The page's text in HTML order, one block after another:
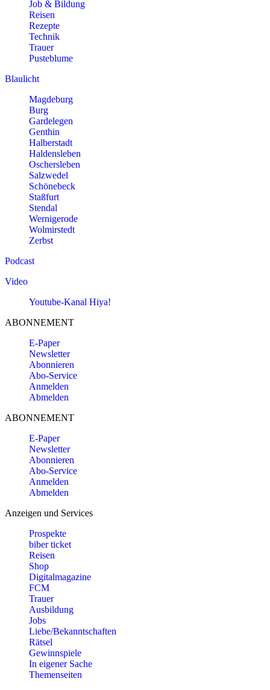
Job & Bildung
Reisen
Rezepte
Technik
Trauer
Pusteblume
Blaulicht
Magdeburg
Burg
Gardelegen
Genthin
Halberstadt
Haldensleben
Oschersleben
Salzwedel
Schönebeck
Staßfurt
Stendal
Wernigerode
Wolmirstedt
Zerbst
Podcast
Video
Youtube-Kanal Hiya!
ABONNEMENT
E-Paper
Newsletter
Abonnieren
Abo-Service
Anmelden
Abmelden
ABONNEMENT
E-Paper
Newsletter
Abonnieren
Abo-Service
Anmelden
Abmelden
Anzeigen und Services
Prospekte
biber ticket
Reisen
Shop
Digitalmagazine
FCM
Trauer
Ausbildung
Jobs
Liebe/Bekanntschaften
Rätsel
Gewinnspiele
In eigener Sache
Themenseiten